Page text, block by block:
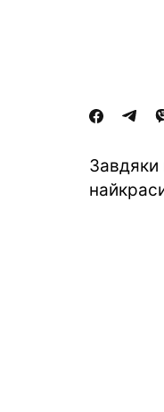
Завдяки